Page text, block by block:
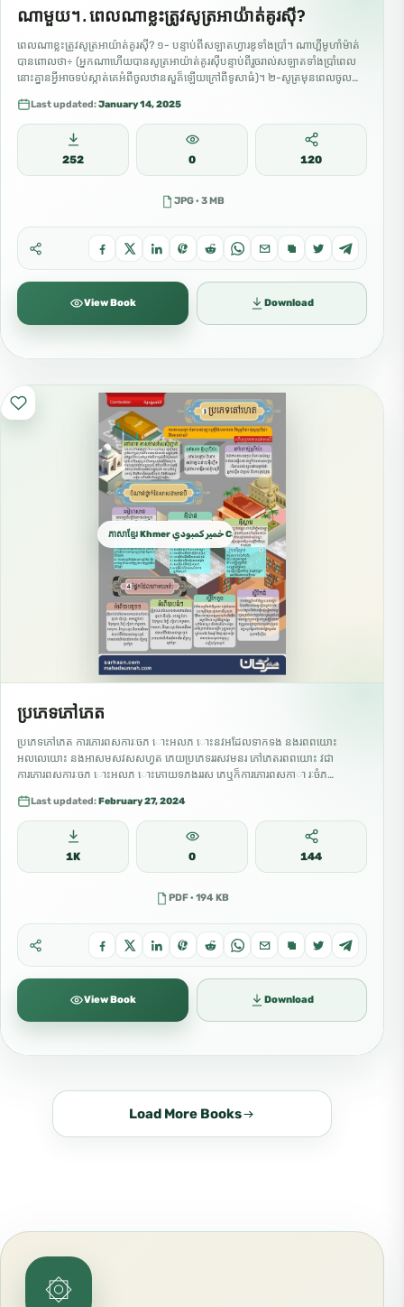
ណាមួយ។ ـ ពេលណាខ្លះត្រូវសូត្រអាយ៉ាត់គូរស៊ី?
ពេលណាខ្លះត្រូវសូត្រអាយ៉ាត់គូរស៊ី? ១- បន្ទាប់ពីសឡាតហ្វារឌូទាំងប្រាំ។ ណាហ្ពីមូហាំម៉ាត់
បានពោលថា÷ (អ្នកណាហើយបានសូត្រអាយ៉ាត់គូរសុីបន្ទាប់ពីរួចរាល់សឡាតទាំងប្រាំពេល
នោះគ្នានអ្វីអាចទប់ស្កាត់គេអំពីចូលឋានសួគ៏ឡើយក្រៅពីទូសាធំ)។ ២-សូត្រមុនពេលចូល
ដែលផុតៗធំធេងននៅក្នុងគម្ពីគួរអានដូចដែលណាហ្ពីបានប្រាប់ ឆានែលកុមារ កំសាន្តនិងរៀន
គ្រប់គ្រងដោយលោកហៃសាំសារហាន اللغة الكمبودية
Last updated:January 14, 2025
252 0 120
JPG · 3 MB
View Book Download
ភាសាខ្មែរ Khmer خمير كمبودي Cambodian
ប្រភេទភៅភេត
ប្រភេទភៅភេត ការភោរពសការៈចភ ោះអលភ ោះនវអដែលទាកទង នងរពពយោះ
អលលេយោះ នងអាសមសវសសហ្វត ភេយប្រភេទររសវមនរ ភៅភេតរពពយោះ វជា
ការភោរពសការៈចភ ោះអលភ ោះភោយទភងររស ភេឬក៏ការភោរពសកាា រៈចំភ
ភោរពសការៈចភ…
Last updated:February 27, 2024
1K 0 144
PDF · 194 KB
View Book Download
Load More Books
۞